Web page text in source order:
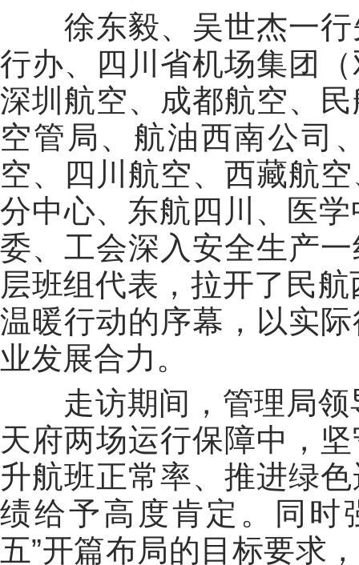
徐东毅、吴世杰一
行办、四川省机场集团
深圳航空、成都航空、
空管局、航油西南公司
空、四川航空、西藏航
分中心、东航四川、医
委、工会深入安全生产
层班组代表，拉开了民
温暖行动的序幕，以实
业发展合力。
走访期间，管理局
天府两场运行保障中，
升航班正常率、推进绿
绩给予高度肯定。同时
五”开篇布局的目标要求